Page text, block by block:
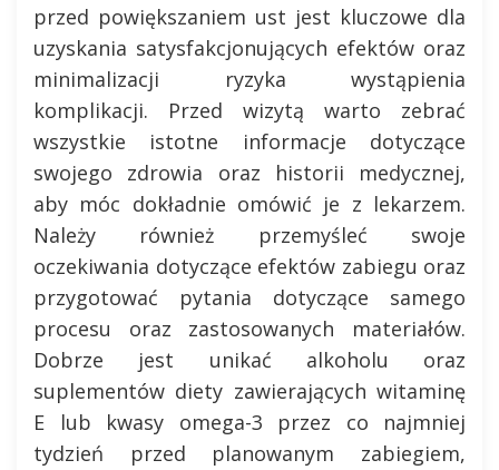
przed powiększaniem ust jest kluczowe dla
uzyskania satysfakcjonujących efektów oraz
minimalizacji ryzyka wystąpienia
komplikacji. Przed wizytą warto zebrać
wszystkie istotne informacje dotyczące
swojego zdrowia oraz historii medycznej,
aby móc dokładnie omówić je z lekarzem.
Należy również przemyśleć swoje
oczekiwania dotyczące efektów zabiegu oraz
przygotować pytania dotyczące samego
procesu oraz zastosowanych materiałów.
Dobrze jest unikać alkoholu oraz
suplementów diety zawierających witaminę
E lub kwasy omega-3 przez co najmniej
tydzień przed planowanym zabiegiem,